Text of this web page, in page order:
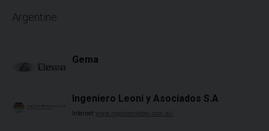
Argentine
Gema
Ingeniero Leoni y Asociados S.A
Internet: www.ingenieroleoni.com.ar/